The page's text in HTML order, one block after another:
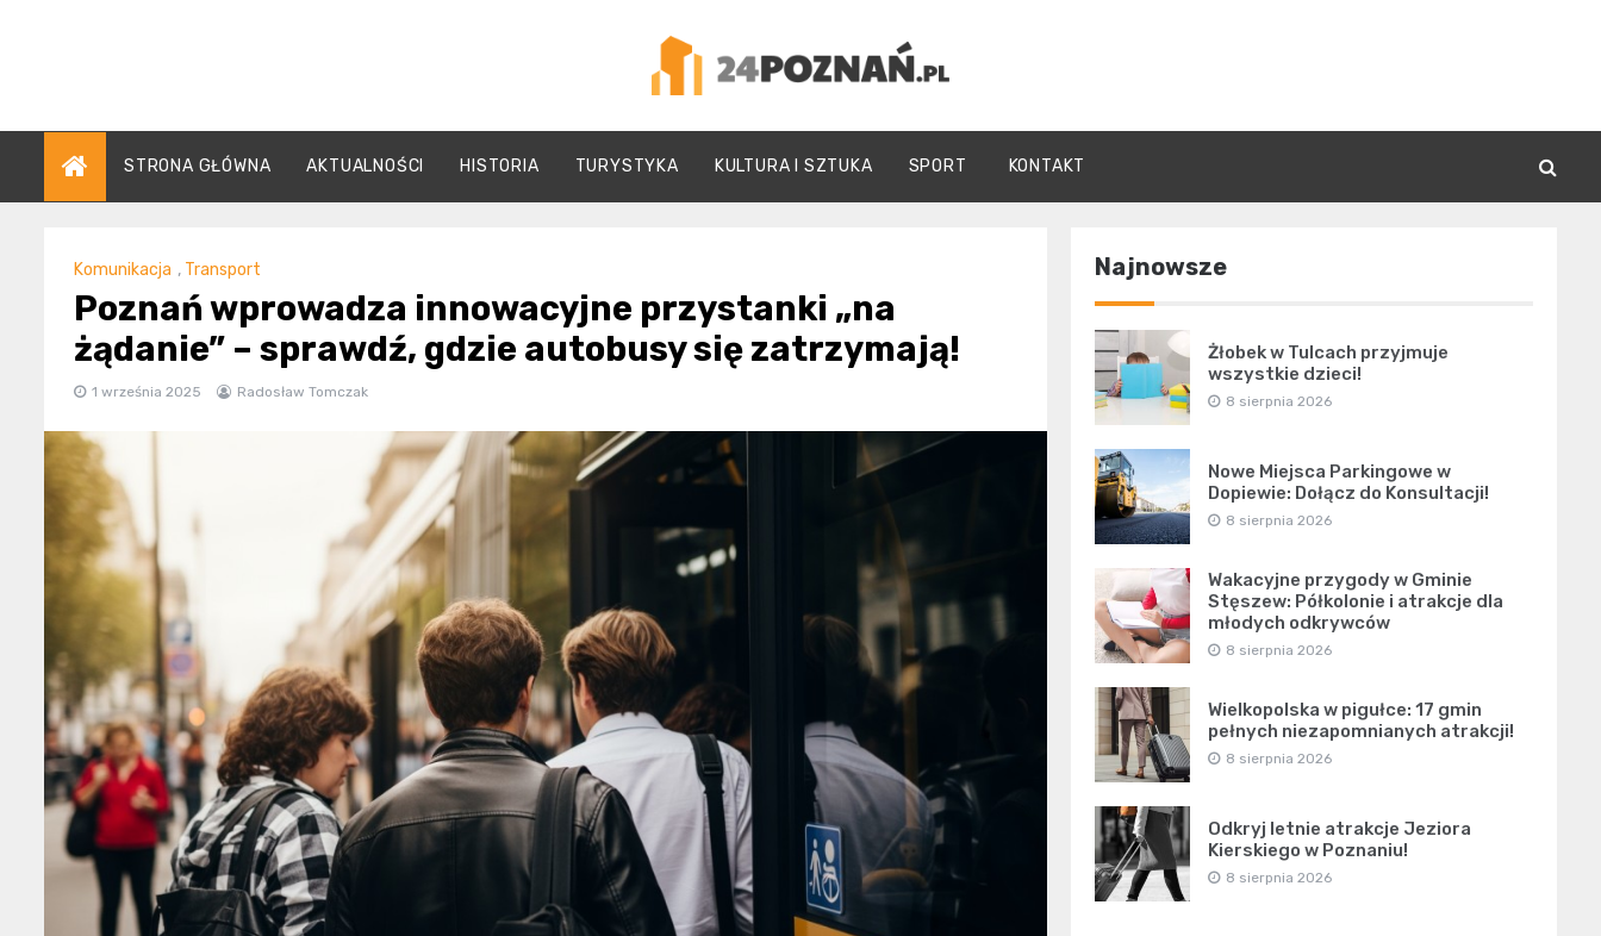
24Poznań.pl
STRONA GŁÓWNA AKTUALNOŚCI HISTORIA TURYSTYKA KULTURA I SZTUKA SPORT KONTAKT
Komunikacja , Transport
Poznań wprowadza innowacyjne przystanki „na
żądanie” – sprawdź, gdzie autobusy się zatrzymają!
1 września 2025 Radosław Tomczak
Najnowsze
Żłobek w Tulcach przyjmuje
wszystkie dzieci!
8 sierpnia 2026
Nowe Miejsca Parkingowe w
Dopiewie: Dołącz do Konsultacji!
8 sierpnia 2026
Wakacyjne przygody w Gminie
Stęszew: Półkolonie i atrakcje dla
młodych odkrywców
8 sierpnia 2026
Wielkopolska w pigułce: 17 gmin
pełnych niezapomnianych atrakcji!
8 sierpnia 2026
Odkryj letnie atrakcje Jeziora
Kierskiego w Poznaniu!
8 sierpnia 2026